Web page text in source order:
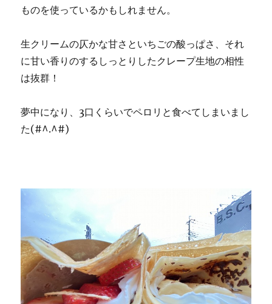
ものを使っているかもしれません。
生クリームの仄かな甘さといちごの酸っぱさ、それ
に甘い香りのするしっとりしたクレープ生地の相性
は抜群！
夢中になり、3口くらいでペロリと食べてしまいまし
た(#^.^#)